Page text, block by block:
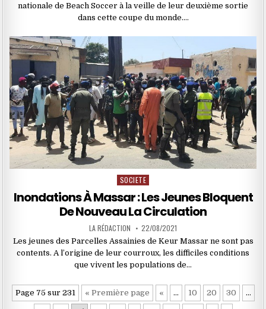
nationale de Beach Soccer à la veille de leur deuxième sortie
dans cette coupe du monde….
Posted
SOCIETE
Inondations À Massar : Les Jeunes Bloquent
De Nouveau La Circulation
LA RÉDACTION 22/08/2021
Les jeunes des Parcelles Assainies de Keur Massar ne sont pas
contents. A l’origine de leur courroux, les difficiles conditions
que vivent les populations de…
Page 75 sur 231 « Première page « … 10 20 30 …